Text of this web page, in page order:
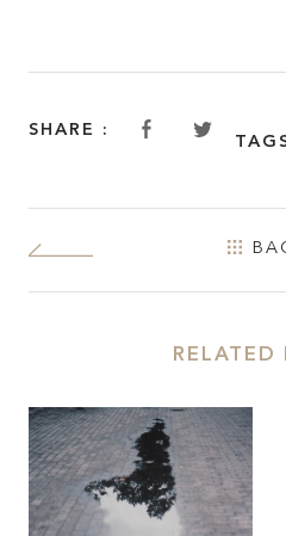
TOP
FEATURE
JOIN
FAQ
SHARE :
RELATED